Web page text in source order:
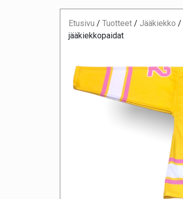
Etusivu / Tuotteet / Jääkiekko /
jääkiekkopaidat